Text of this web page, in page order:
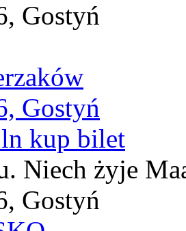
Gostyń
Gostyń
kup bilet
Niech żyje
Gostyń